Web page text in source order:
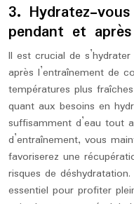
3. Hydratez-
pendant et
Il est crucial de
après l’entraînement de
températures plus
quant aux besoins en
suffisamment d’eau tout
d’entraînement, vous
favoriserez une
risques de
essentiel pour profiter